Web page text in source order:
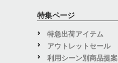
特集ページ
特急出荷アイテム
アウトレットセール
利用シーン別商品提案